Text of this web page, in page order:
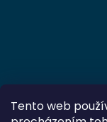
Tento web